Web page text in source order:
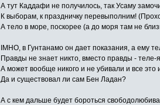
А тут Каддафи не получилось, так Усаму
К выборам, к праздничку перевыполним!
А тело в море, поскорее (а до моря там не
IMHO, в Гунтанамо он дает показания, а ему
Правды не знает никто, вместо правды - теле-
А может вообще никого и не убивали и все это
Да и существовал ли сам Бен Ладан?
А с кем дальше будет бороться